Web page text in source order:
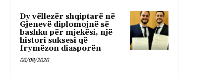
Dy vëllezër shqiptarë në
Gjenevë diplomojnë së
bashku për mjekësi, një
histori suksesi që
frymëzon diasporën
06/08/2026